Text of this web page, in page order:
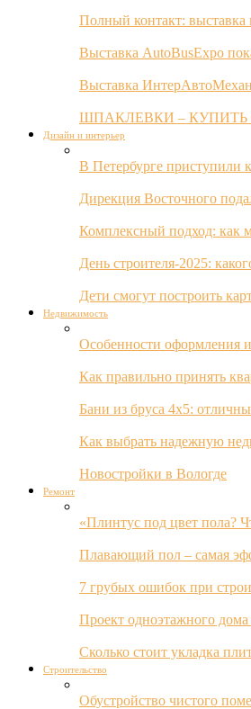
Полный контакт: выставка
Выставка AutoBusExpo
Выставка
ШПАКЛЕВКИ –
Дизайн и интерьер
В Петербурге приступили
Дирекция Восточного
Комплексный подход: как
День строителя-2025:
Дети смогут построить
Недвижимость
Особенности оформления
Как правильно принять
Бани из бруса 4х5:
Как выбрать надежную
Новостройки в Вологде
Ремонт
«Плинтус под цвет пола?
Плавающий пол – самая
7 грубых ошибок при
Проект одноэтажного
Сколько стоит укладка
Строительство
Обустройство чистого